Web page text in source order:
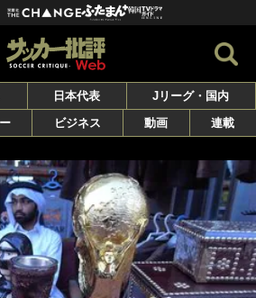
日本代表
Jリーグ・国内
ビジネス 動画 連載